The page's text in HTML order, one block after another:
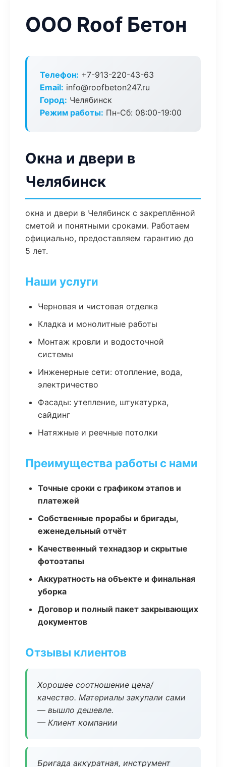
ООО Roof Бетон
Телефон: +7-913-220-43-63
Email: info@roofbeton247.ru
Город: Челябинск
Режим работы: Пн-Сб: 08:00-19:00
Окна и двери в
Челябинск
окна и двери в Челябинск с закреплённой
сметой и понятными сроками. Работаем
официально, предоставляем гарантию до
5 лет.
Наши услуги
Черновая и чистовая отделка
Кладка и монолитные работы
Монтаж кровли и водосточной
системы
Инженерные сети: отопление, вода,
электричество
Фасады: утепление, штукатурка,
сайдинг
Натяжные и реечные потолки
Преимущества работы с нами
Точные сроки с графиком этапов и
платежей
Собственные прорабы и бригады,
еженедельный отчёт
Качественный технадзор и скрытые
фотоэтапы
Аккуратность на объекте и финальная
уборка
Договор и полный пакет закрывающих
документов
Отзывы клиентов
Хорошее соотношение цена/
качество. Материалы закупали сами
— вышло дешевле.
— Клиент компании
Бригада аккуратная, инструмент